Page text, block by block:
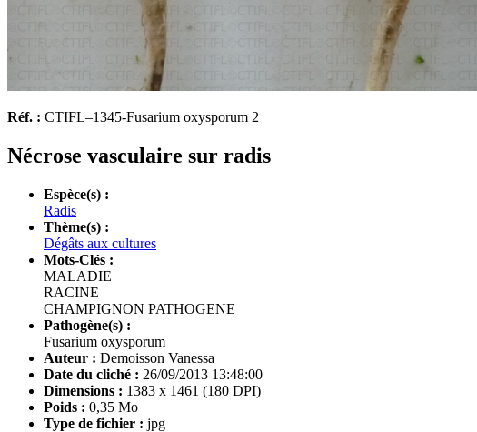
Réf. : CTIFL–1345-Fusarium oxysporum 2
Nécrose vasculaire sur radis
Espèce(s) :
Radis
Thème(s) :
Dégâts aux cultures
Mots-Clés :
MALADIE
RACINE
CHAMPIGNON PATHOGENE
Pathogène(s) :
Fusarium oxysporum
Auteur : Demoisson Vanessa
Date du cliché : 26/09/2013 13:48:00
Dimensions : 1383 x 1461 (180 DPI)
Poids : 0,35 Mo
Type de fichier : jpg